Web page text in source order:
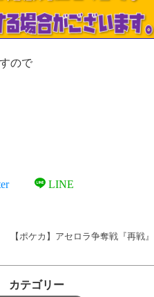
ので
LINE
【ポケカ】アセロラ争奪戦『再戦
カテゴリー